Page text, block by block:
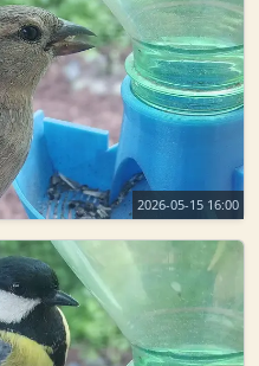
2026-05-15 16:00